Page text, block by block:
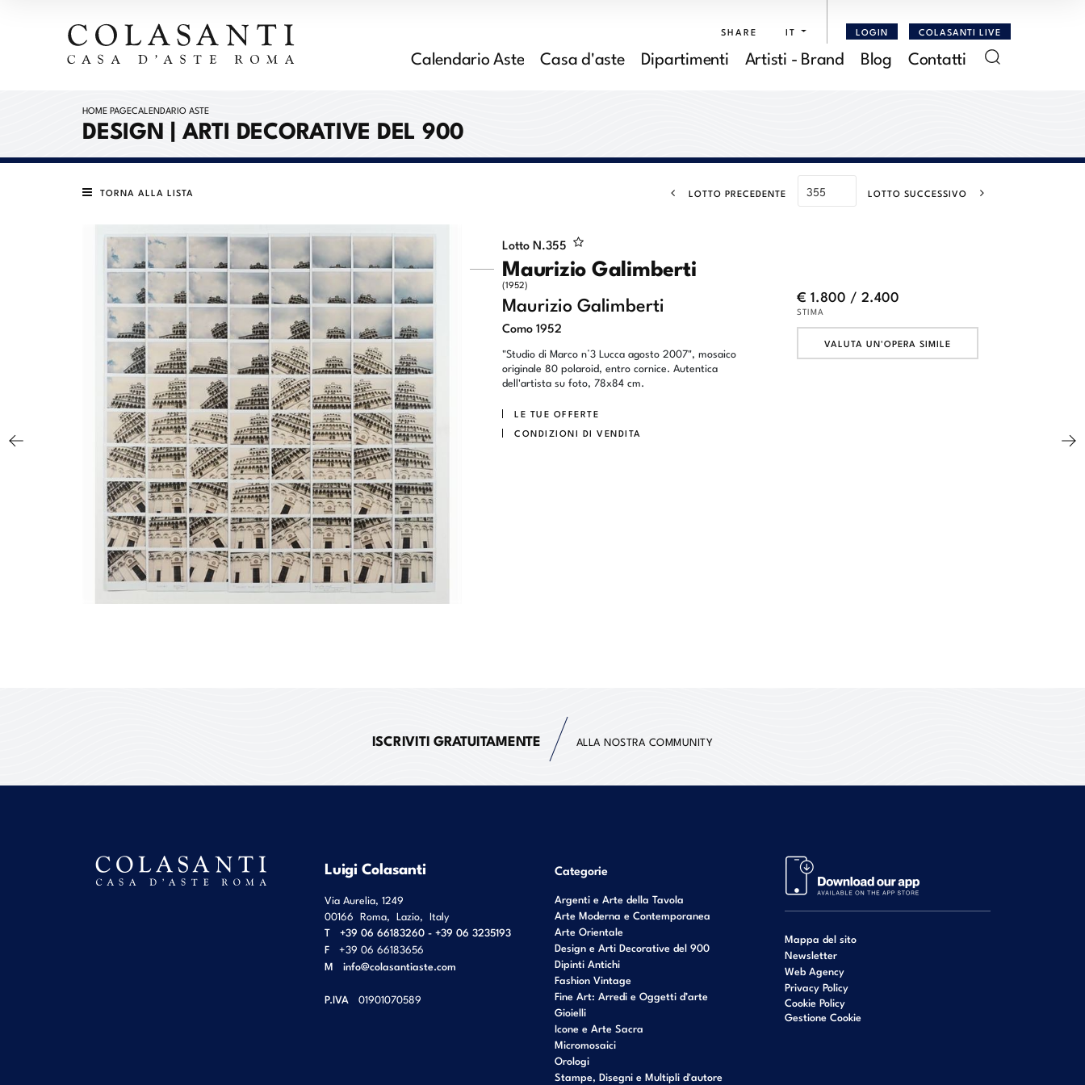
SHARE IT LOGIN COLASANTI LIVE
Calendario Aste Casa d'aste Dipartimenti Artisti - Brand Blog Contatti
HOME PAGECALENDARIO ASTE
DESIGN | ARTI DECORATIVE DEL 900
TORNA ALLA LISTA LOTTO PRECEDENTE LOTTO SUCCESSIVO
Lotto N.355
Maurizio Galimberti
(1952)
Maurizio Galimberti
Como 1952
"Studio di Marco n°3 Lucca agosto 2007", mosaico
originale 80 polaroid, entro cornice. Autentica
dell'artista su foto, 78x84 cm.
LE TUE OFFERTE
CONDIZIONI DI VENDITA
€ 1.800 / 2.400
STIMA
VALUTA UN'OPERA SIMILE
ISCRIVITI GRATUITAMENTE ALLA NOSTRA COMMUNITY
Luigi Colasanti
Via Aurelia, 1249
00166 Roma, Lazio, Italy
T
+39 06 66183260 - +39 06 3235193
F
+39 06 66183656
M info@colasantiaste.com
P.IVA 01901070589
Categorie
Argenti e Arte della Tavola
Arte Moderna e Contemporanea
Arte Orientale
Design e Arti Decorative del 900
Dipinti Antichi
Fashion Vintage
Fine Art: Arredi e Oggetti d’arte
Gioielli
Icone e Arte Sacra
Micromosaici
Orologi
Stampe, Disegni e Multipli d'autore
Mappa del sito
Newsletter
Web Agency
Privacy Policy
Cookie Policy
Gestione Cookie